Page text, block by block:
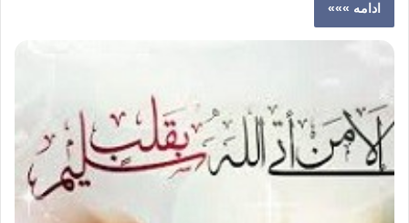
ادامه »»»